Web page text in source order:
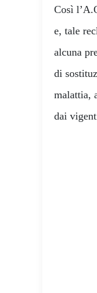
Così
e, tale
alcuna
di
malattia,
dai